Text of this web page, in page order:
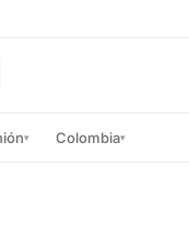
▾ Colombia▾